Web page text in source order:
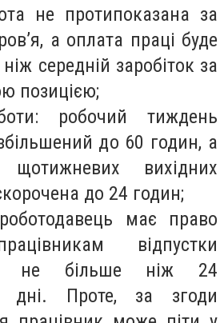
не протипоказана за
а оплата праці буде
середній заробіток за
позицією;
робочий тиждень
до 60 годин, а
щотижневих вихідних
до 24 годин;
має право
відпустки
не більше ніж 24
дні. Проте, за згоди